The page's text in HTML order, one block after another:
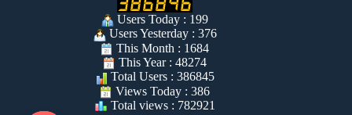
Users Today : 199
Users Yesterday : 376
This Month : 1684
This Year : 48274
Total Users : 386845
Views Today : 386
Total views : 782921